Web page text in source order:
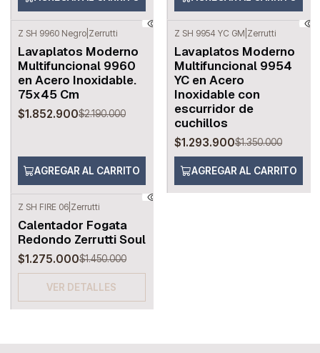
Z SH 9960 Negro| Zerrutti
Lavaplatos Moderno
Multifuncional 9960
en Acero Inoxidable.
75x45 Cm
$1.852.900$2.190.000
AGREGAR AL CARRITO
Z SH 9954 YC GM Zerrutti
Lavaplatos Moderno
Multifuncional 9954
YC en Acero
Inoxidable con
escurridor de
cuchillos
$1.293.900$1.350.000
AGREGAR AL CARRITO
Agotado
Z SH FIRE 06| Zerrutti
Calentador Fogata
Redondo Zerrutti Soul
$1.275.000$1.450.000
VER DETALLES